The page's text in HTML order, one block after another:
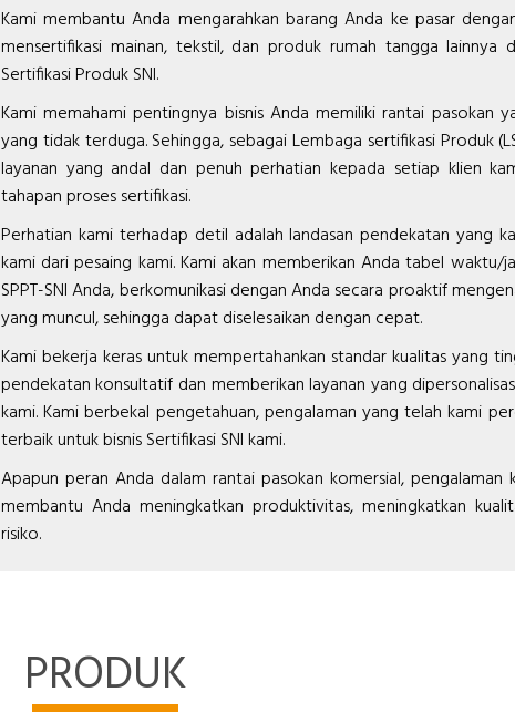
Kami membantu Anda mengarahkan barang Anda ke pasar
mensertifikasi mainan, tekstil, dan produk rumah tangga lainnya
Sertifikasi Produk SNI.
Kami memahami pentingnya bisnis Anda memiliki rantai pasokan
yang tidak terduga. Sehingga, sebagai Lembaga sertifikasi Produk
layanan yang andal dan penuh perhatian kepada setiap klien
tahapan proses sertifikasi.
Perhatian kami terhadap detil adalah landasan pendekatan yang
kami dari pesaing kami. Kami akan memberikan Anda tabel
SPPT-SNI Anda, berkomunikasi dengan Anda secara proaktif
yang muncul, sehingga dapat diselesaikan dengan cepat.
Kami bekerja keras untuk mempertahankan standar kualitas yang
pendekatan konsultatif dan memberikan layanan yang
kami. Kami berbekal pengetahuan, pengalaman yang telah kami
terbaik untuk bisnis Sertifikasi SNI kami.
Apapun peran Anda dalam rantai pasokan komersial,
membantu Anda meningkatkan produktivitas, meningkatkan
risiko.
PRODUK